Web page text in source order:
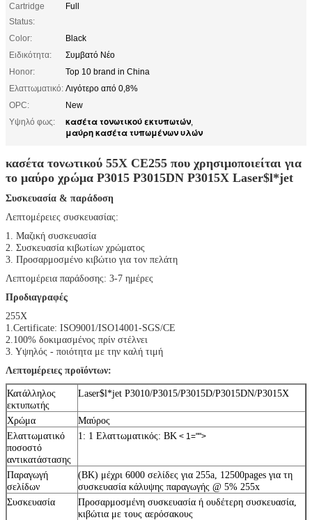
Cartridge
Status:
Full
Color:
Black
Ειδικότητα:
Συμβατό Νέο
Honor:
Top 10 brand in China
Ελαττωματικό: Λιγότερο από 0,8%
OPC:
New
Υψηλό φως:
κασέτα τονωτικού εκτυπωτών,
μαύρη κασέτα τυπωμένων υλών
κασέτα τονωτικού 55X CE255 που χρησιμοποιείται για
το μαύρο χρώμα P3015 P3015DN P3015X Laser$l*jet
Συσκευασία & παράδοση
Λεπτομέρειες συσκευασίας:
1. Μαζική συσκευασία
2. Συσκευασία κιβωτίων χρώματος
3. Προσαρμοσμένο κιβώτιο για τον πελάτη
Λεπτομέρεια παράδοσης: 3-7 ημέρες
Προδιαγραφές
255X
1.Certificate: ISO9001/ISO14001-SGS/CE
2.100% δοκιμασμένος πρίν στέλνει
3. Υψηλός - ποιότητα με την καλή τιμή
Λεπτομέρειες προϊόντων:
Κατάλληλος
εκτυπωτής
Laser$l*jet P3010/P3015/P3015D/P3015DN/P3015X
Χρώμα
Μαύρος
Ελαττωματικό
ποσοστό
αντικατάστασης
1: 1 Ελαττωματικός: BK < 1="">
Παραγωγή
σελίδων
(BK) μέχρι 6000 σελίδες για 255a, 12500pages για τη
συσκευασία κάλυψης παραγωγής @ 5% 255x
Συσκευασία
Προσαρμοσμένη συσκευασία ή ουδέτερη συσκευασία,
κιβώτια με τους αερόσακους